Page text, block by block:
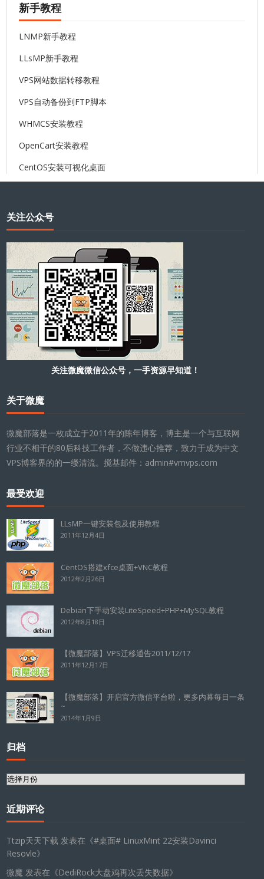
新手教程
LNMP新手教程
LLsMP新手教程
VPS网站数据转移教程
VPS自动备份到FTP脚本
WHMCS安装教程
OpenCart安装教程
CentOS安装可视化桌面
关注公众号
关注微魔微信公众号，一手资源早知道！
关于微魔
微魔部落是一枚成立于2011年的陈年博客，博主是一个与互联网
行业不相干的80后科技工作者，不做违心推荐，致力于成为中文
VPS博客界的的一缕清流。搅基邮件：admin#vmvps.com
最受欢迎
LLsMP一键安装包及使用教程
2011年12月4日
CentOS搭建xfce桌面+VNC教程
2012年2月26日
Debian下手动安装LiteSpeed+PHP+MySQL教程
2012年8月18日
【微魔部落】VPS迁移通告2011/12/17
2011年12月17日
【微魔部落】开启官方微信平台啦，更多内幕每日一条
~
2014年1月9日
归档
归
近期评论
Ttzip天天下载 发表在《#桌面# LinuxMint 22安装Davinci
Resovle》
微魔 发表在《DediRock大盘鸡再次丢失数据》